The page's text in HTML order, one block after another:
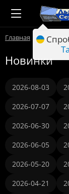
Главная Новинки
Новинки
2026-08-03
2026-07-07
2026-06-30
2026-06-05
2026-05-20
2026-04-21